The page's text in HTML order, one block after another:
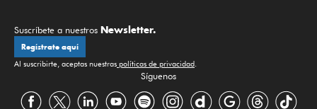
Suscríbete a nuestros Newsletter.
Regístrate aquí
Al suscribirte, aceptas nuestras políticas de privacidad.
Síguenos